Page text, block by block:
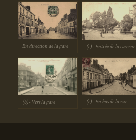
En direction de la gare (c)- Entrée de la caserne
(b)- Vers la gare (e) -En bas de la rue